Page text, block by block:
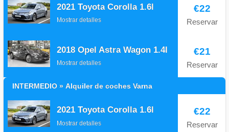
2021 Toyota Corolla 1.6l
Mostrar detalles
€22
Reservar
2018 Opel Astra Wagon 1.4I
Mostrar detalles
€21
Reservar
INTERMEDIO » Alquiler de coches Varna
2021 Toyota Corolla 1.6l
Mostrar detalles
€22
Reservar